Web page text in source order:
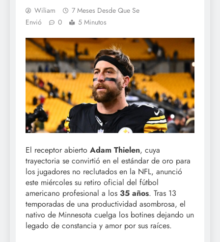
Wiliam
7 Meses Desde Que Se
Envió
0 5 Minutos
El receptor abierto Adam Thielen, cuya
trayectoria se convirtió en el estándar de oro para
los jugadores no reclutados en la NFL, anunció
este miércoles su retiro oficial del fútbol
americano profesional a los 35 años. Tras 13
temporadas de una productividad asombrosa, el
nativo de Minnesota cuelga los botines dejando un
legado de constancia y amor por sus raíces.